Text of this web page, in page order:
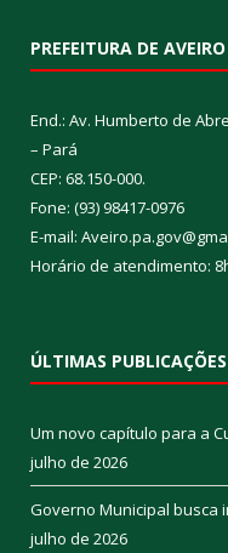
PREFEITURA DE AVEIRO
End.: Av. Humberto de
– Pará
CEP: 68.150-000.
Fone: (93) 98417-0976
E-mail:
Horário de atendimento:
ÚLTIMAS PUBLICAÇÕES
Um novo capítulo para a
julho de 2026
Governo Municipal busca
julho de 2026